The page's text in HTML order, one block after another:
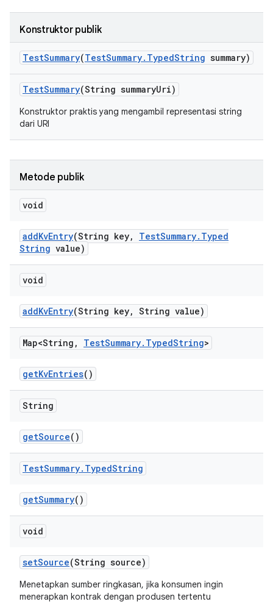
Konstruktor publik
TestSummary(TestSummary. TypedString summary)
TestSummary(String summaryUri)
Konstruktor praktis yang mengambil representasi string
dari URI
Metode publik
void
addKvEntry(String key, TestSummary. Typed
String value)
void
addKvEntry(String key, String value)
Map<String , TestSummary. TypedString>
getKvEntries()
String
getSource()
TestSummary. TypedString
getSummary()
void
setSource(String source)
Menetapkan sumber ringkasan, jika konsumen ingin
menerapkan kontrak dengan produsen tertentu